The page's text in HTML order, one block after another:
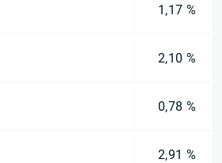
1,17 %
2,10 %
0,78 %
2,91 %